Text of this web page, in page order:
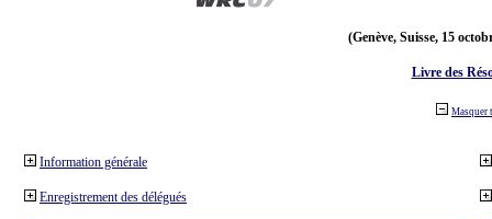
(Genève, Suisse, 15
Livre des
Masquer
Information générale
Enregistrement des délégués